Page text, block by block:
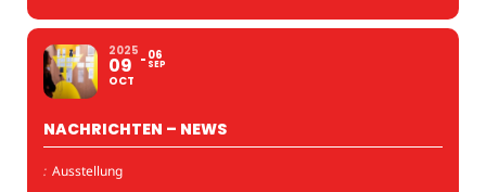
2025
09
OCT
06
SEP
NACHRICHTEN – NEWS
: Ausstellung